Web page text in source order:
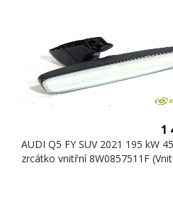
1
AUDI Q5 FY SUV 2021 195 kW
zrcátko vnitřní 8W0857511F